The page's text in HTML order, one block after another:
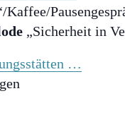
„Sicherheit in
…